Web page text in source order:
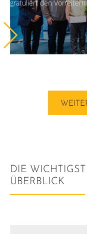
gratuliert den
DIE
ÜBERBLICK